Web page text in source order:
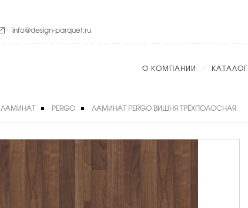
info@design-parquet.ru
О КОМПАНИИ КАТАЛОГ
ЛАМИНАТ PERGO ЛАМИНАТ PERGO ВИШНЯ ТРЁХПОЛОСНАЯ